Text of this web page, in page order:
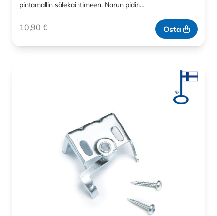
pintamallin sälekaihtimeen. Narun pidin…
10,90 € Osta